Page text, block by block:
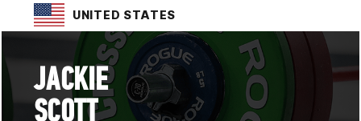
UNITED STATES
JACKIE
SCOTT